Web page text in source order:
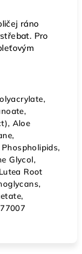
ráno
Pro
Aloe
Glycol,
Root